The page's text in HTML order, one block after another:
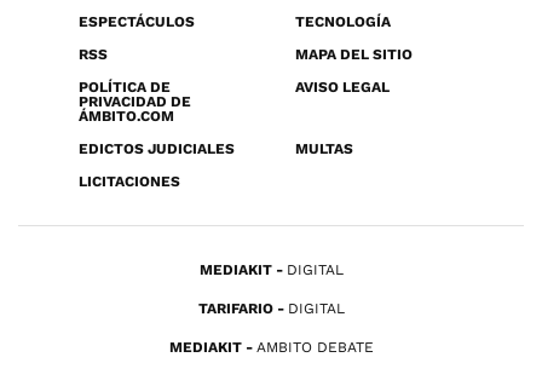
ESPECTÁCULOS
TECNOLOGÍA
RSS
MAPA DEL SITIO
POLÍTICA DE
PRIVACIDAD DE
ÁMBITO.COM
AVISO LEGAL
EDICTOS JUDICIALES
MULTAS
LICITACIONES
MEDIAKIT DIGITAL
TARIFARIO DIGITAL
MEDIAKIT AMBITO DEBATE